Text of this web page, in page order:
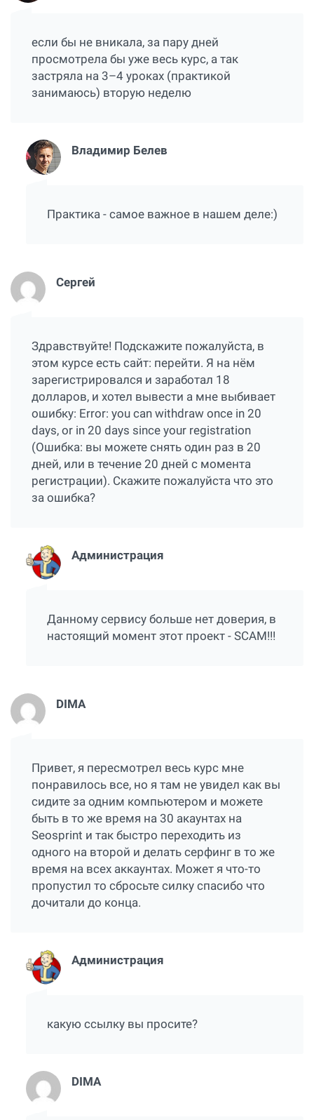
если бы не вникала, за пару дней
просмотрела бы уже весь курс, а так
застряла на 3–4 уроках (практикой
занимаюсь) вторую неделю
Владимир Белев
Практика - самое важное в нашем деле:)
Сергей
Здравствуйте! Подскажите пожалуйста, в
этом курсе есть сайт: перейти. Я на нём
зарегистрировался и заработал 18
долларов, и хотел вывести а мне выбивает
ошибку: Error: you can withdraw once in 20
days, or in 20 days since your registration
(Ошибка: вы можете снять один раз в 20
дней, или в течение 20 дней с момента
регистрации). Скажите пожалуйста что это
за ошибка?
Администрация
Данному сервису больше нет доверия, в
настоящий момент этот проект - SCAM!!!
DIMA
Привет, я пересмотрел весь курс мне
понравилось все, но я там не увидел как вы
сидите за одним компьютером и можете
быть в то же время на 30 акаунтах на
Seosprint и так быстро переходить из
одного на второй и делать серфинг в то же
время на всех аккаунтах. Может я что-то
пропустил то сбросьте силку спасибо что
дочитали до конца.
Администрация
какую ссылку вы просите?
DIMA